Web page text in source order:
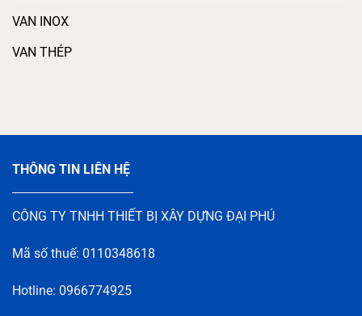
VAN INOX
VAN THÉP
THÔNG TIN LIÊN HỆ
CÔNG TY TNHH THIẾT BỊ XÂY DỰNG ĐẠI PHÚ
Mã số thuế: 0110348618
Hotline: 0966774925